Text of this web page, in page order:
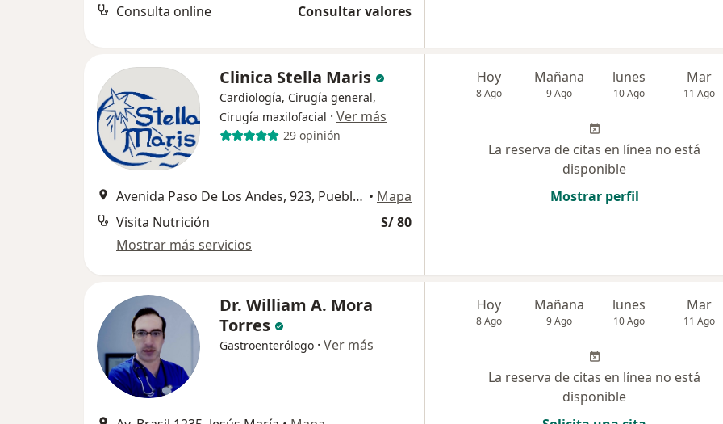
Consulta online Consultar valores
Clinica Stella Maris
Cardiología, Cirugía general,
Cirugía maxilofacial · Ver más
29 opinión
Avenida Paso De Los Andes, 923, Pueblo Libre • Mapa
Visita Nutrición
S/ 80
Mostrar más servicios
Hoy
8 Ago
Mañana
9 Ago
lunes
10 Ago
Mar
11 Ago
La reserva de citas en línea no está
disponible
Mostrar perfil
Dr. William A. Mora
Torres
Gastroenterólogo · Ver más
Hoy
8 Ago
Mañana
9 Ago
lunes
10 Ago
Mar
11 Ago
La reserva de citas en línea no está
disponible